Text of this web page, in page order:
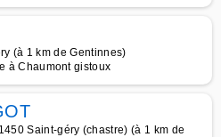
(à 1 km de Gentinnes)
à Chaumont gistoux
Saint-géry (chastre) (à 1 km de